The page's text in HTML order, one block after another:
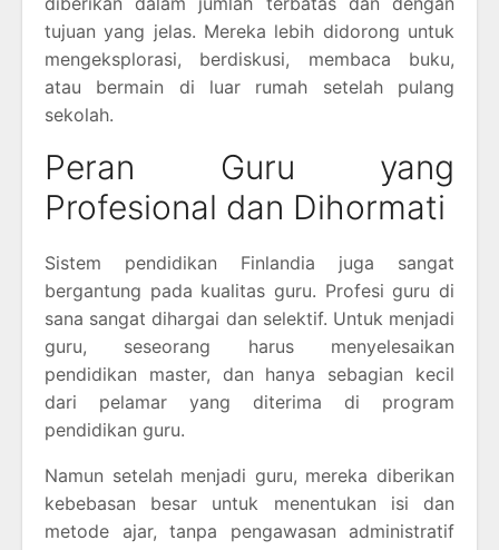
tujuan yang jelas. Mereka lebih didorong untuk
mengeksplorasi, berdiskusi, membaca buku,
atau bermain di luar rumah setelah pulang
sekolah.
Peran Guru yang
Profesional dan Dihormati
Sistem pendidikan Finlandia juga sangat
bergantung pada kualitas guru. Profesi guru di
sana sangat dihargai dan selektif. Untuk menjadi
guru, seseorang harus menyelesaikan
pendidikan master, dan hanya sebagian kecil
dari pelamar yang diterima di program
pendidikan guru.
Namun setelah menjadi guru, mereka diberikan
kebebasan besar untuk menentukan isi dan
metode ajar, tanpa pengawasan administratif